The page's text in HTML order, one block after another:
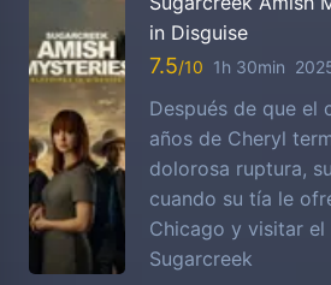
in Disguise
7.5 1h 30min
Después de que el
años de Cheryl
dolorosa ruptura,
cuando su tía le
Chicago y visitar
Sugarcreek